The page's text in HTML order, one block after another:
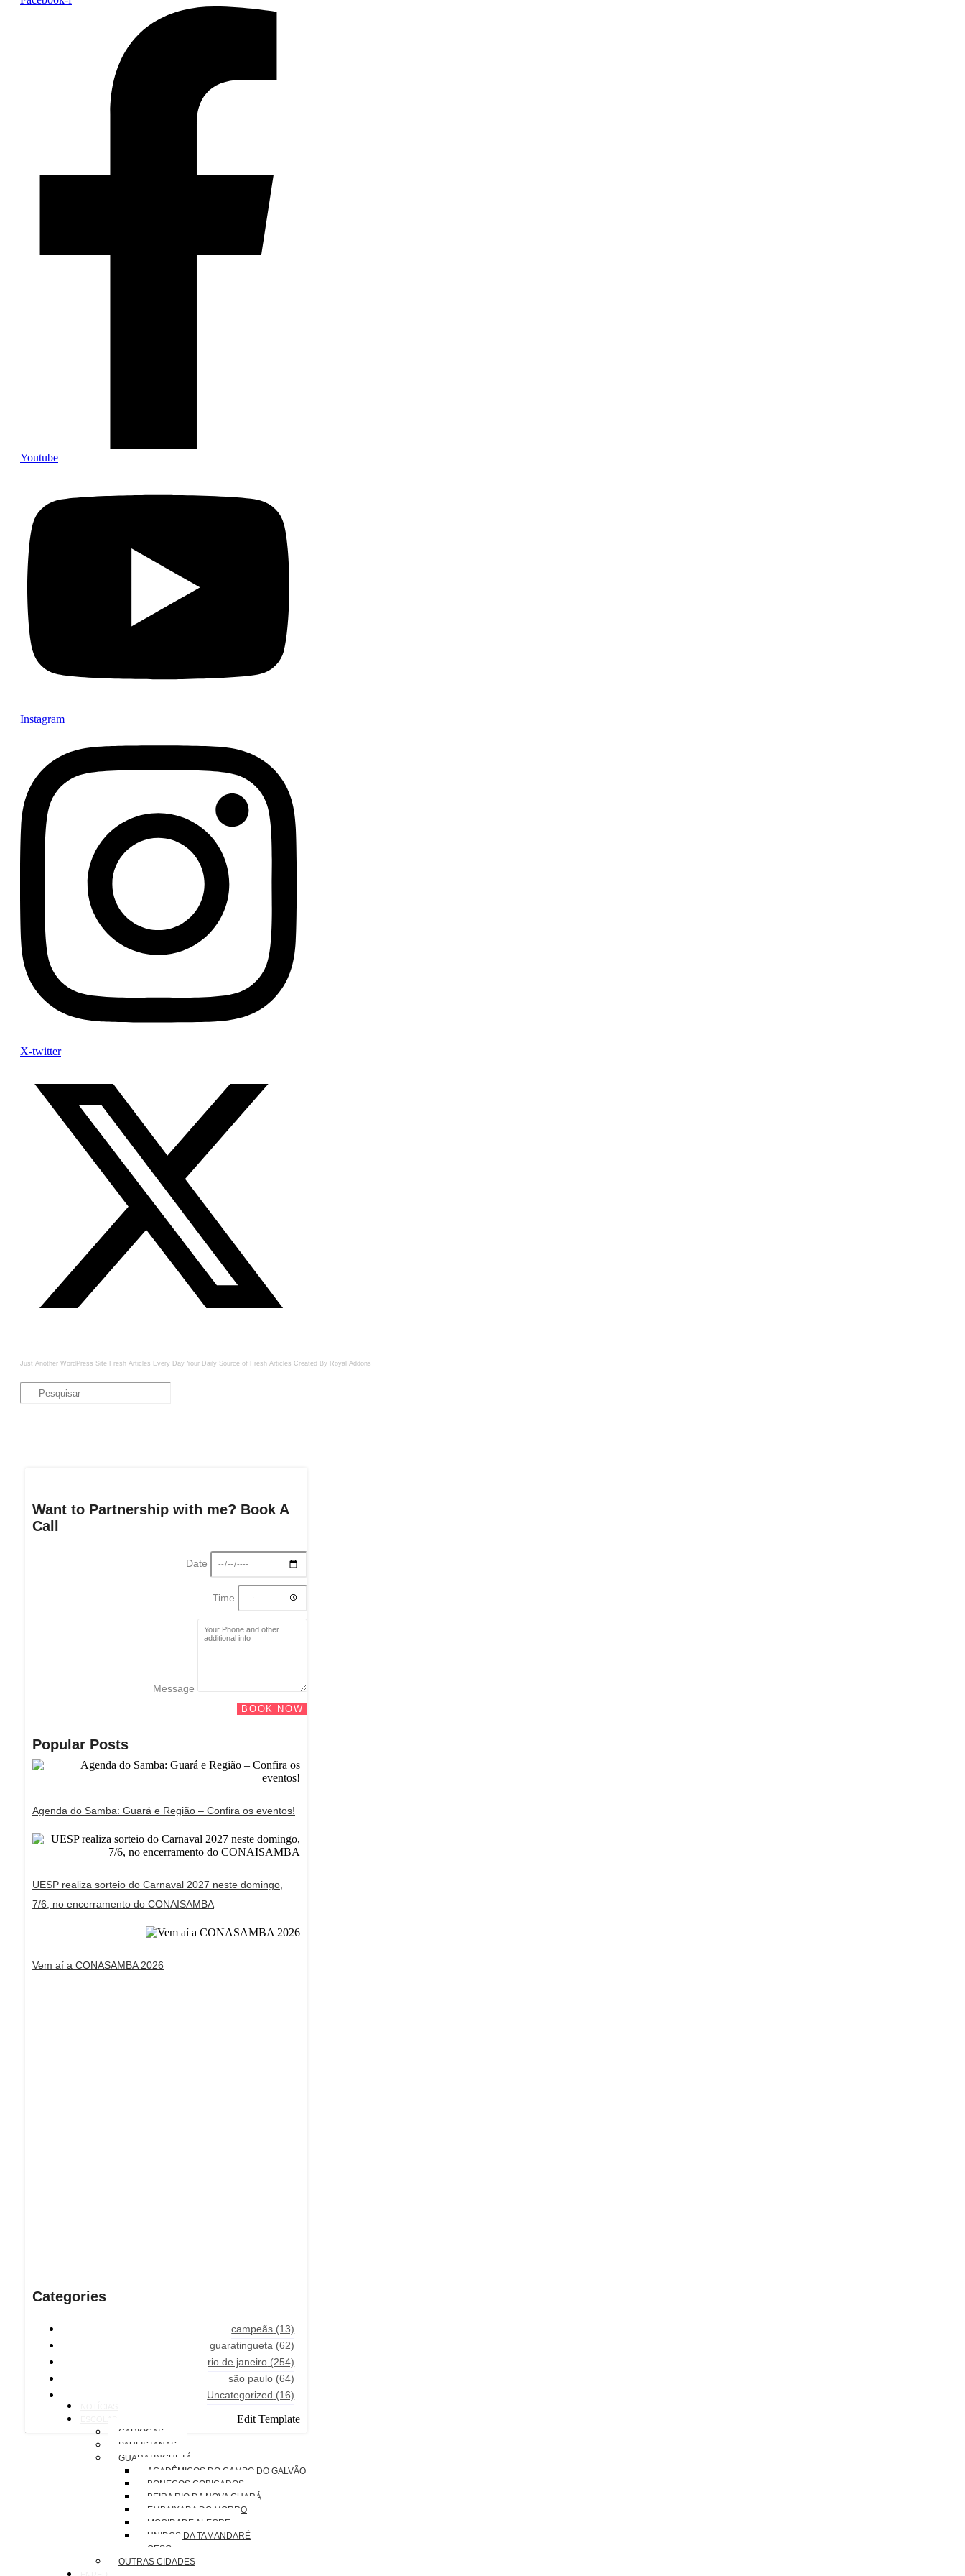
Youtube
Instagram
X-twitter
Just Another WordPress Site Fresh Articles Every Day Your Daily Source of Fresh Articles Created By Royal Addons
Want to Partnership with me? Book A
Call
Date
Time
Message
BOOK NOW
Popular Posts
Agenda do Samba: Guará e Região – Confira os eventos!
UESP realiza sorteio do Carnaval 2027 neste domingo,
7/6, no encerramento do CONAISAMBA
Vem aí a CONASAMBA 2026
Categories
campeãs (13)
guaratingueta (62)
rio de janeiro (254)
são paulo (64)
Uncategorized (16)
Edit Template
CARIOCAS
PAULISTANAS
GUARATINGUETÁ
ACADÊMICOS DO CAMPO DO GALVÃO
BONECOS COBIÇADOS
BEIRA RIO DA NOVA GUARÁ
EMBAIXADA DO MORRO
MOCIDADE ALEGRE
UNIDOS DA TAMANDARÉ
OESG
OUTRAS CIDADES